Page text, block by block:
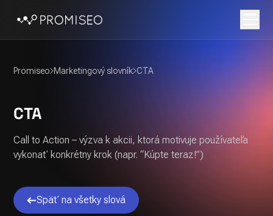
Promiseo Marketingový slovník CTA
CTA
Call to Action – výzva k akcii, ktorá motivuje používateľa
vykonať konkrétny krok (napr. “Kúpte teraz!”)
Späť na všetky slová